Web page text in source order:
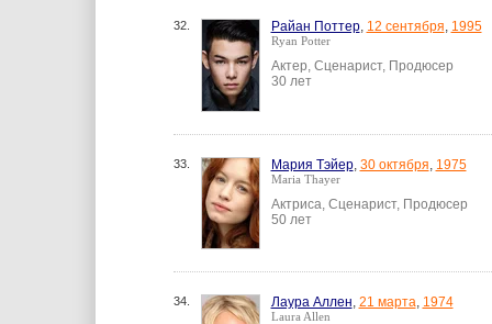
32. Райан Поттер, 12 сентября, 1995
Ryan Potter
Актер, Сценарист, Продюсер
30 лет
33. Мария Тэйер, 30 октября, 1975
Maria Thayer
Актриса, Сценарист, Продюсер
50 лет
34. Лаура Аллен, 21 марта, 1974
Laura Allen